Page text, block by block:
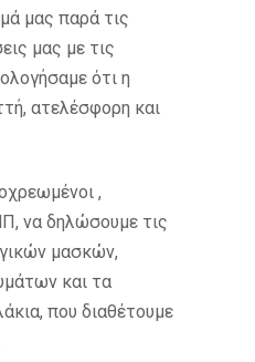
μας παρά τις
μας με τις
ότι η
ατελέσφορη και
,
να δηλώσουμε τις
μασκών,
και τα
που διαθέτουμε